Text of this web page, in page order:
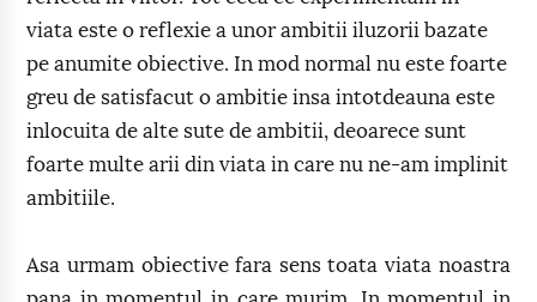
viata este o reflexie a unor ambitii iluzorii bazate
pe anumite obiective. In mod normal nu este foarte
greu de satisfacut o ambitie insa intotdeauna este
inlocuita de alte sute de ambitii, deoarece sunt
foarte multe arii din viata in care nu ne-am implinit
ambitiile.
Asa urmam obiective fara sens toata viata noastra